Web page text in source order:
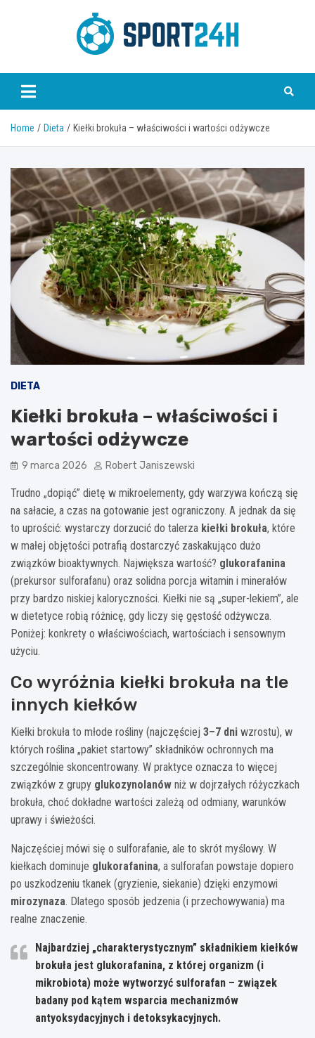
Sport 24h
Home Dieta Kiełki brokuła – właściwości i wartości odżywcze
DIETA
Kiełki brokuła – właściwości i
wartości odżywcze
9 marca 2026 Robert Janiszewski
Trudno „dopiąć” dietę w mikroelementy, gdy warzywa kończą się
na sałacie, a czas na gotowanie jest ograniczony. A jednak da się
to uprościć: wystarczy dorzucić do talerza kiełki brokuła, które
w małej objętości potrafią dostarczyć zaskakująco dużo
związków bioaktywnych. Największa wartość? glukorafanina
(prekursor sulforafanu) oraz solidna porcja witamin i minerałów
przy bardzo niskiej kaloryczności. Kiełki nie są „super-lekiem”, ale
w dietetyce robią różnicę, gdy liczy się gęstość odżywcza.
Poniżej: konkrety o właściwościach, wartościach i sensownym
użyciu.
Co wyróżnia kiełki brokuła na tle
innych kiełków
Kiełki brokuła to młode rośliny (najczęściej 3–7 dni wzrostu), w
których roślina „pakiet startowy” składników ochronnych ma
szczególnie skoncentrowany. W praktyce oznacza to więcej
związków z grupy glukozynolanów niż w dojrzałych różyczkach
brokuła, choć dokładne wartości zależą od odmiany, warunków
uprawy i świeżości.
Najczęściej mówi się o sulforafanie, ale to skrót myślowy. W
kiełkach dominuje glukorafanina, a sulforafan powstaje dopiero
po uszkodzeniu tkanek (gryzienie, siekanie) dzięki enzymowi
mirozynaza. Dlatego sposób jedzenia (i przechowywania) ma
realne znaczenie.
Najbardziej „charakterystycznym” składnikiem kiełków
brokuła jest glukorafanina, z której organizm (i
mikrobiota) może wytworzyć sulforafan – związek
badany pod kątem wsparcia mechanizmów
antyoksydacyjnych i detoksykacyjnych.